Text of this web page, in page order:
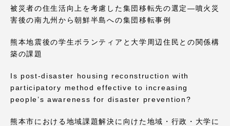
被災者の住生活向上を考慮した集団移転先の選定—噴火災
害後の南九州から朝鮮半島への集団移転事例
熊本地震後の学生ボランティアと大学周辺住民との関係構
築の課題
Is post-disaster housing reconstruction with
participatory method effective to increasing
people’s awareness for disaster prevention?
熊本市における地域課題解決に向けた地域・行政・大学に